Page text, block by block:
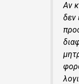
Αν
δεν